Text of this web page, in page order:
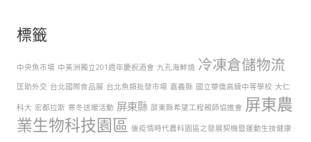
標籤
中央魚市場 中美洲獨立201週年慶祝酒會 九孔海鮮燒 冷凍倉儲物流
匡助外交 台北國際食品展 台北魚類批發市場 嘉義縣 國立華僑高級中等學校 大仁
科大 宏都拉斯 寒冬送暖活動 屏東縣 屏東縣希望工程親師協進會 屏東農
業生物科技園區 後疫情時代農科園區之發展契機暨運動生技健康